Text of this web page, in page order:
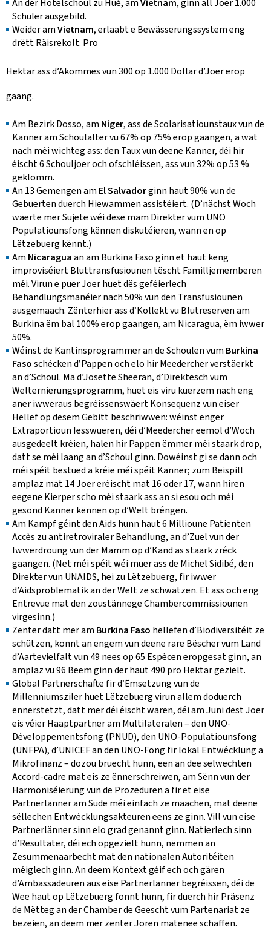
An der Hotelschoul zu Hué, amVietnam, ginn all Joer 1.000
Schüler ausgebild.
Weider amVietnam, erlaabt e Bewässerungssystem eng
drëtt Räisrekolt. Pro
Hektar ass d’Akommes vun 300 op 1.000 Dollar d’Joer erop
gaang.
Am Bezirk Dosso, am Niger, ass de Scolarisatiounstaux vun de
Kanner am Schoulalter vu 67% op 75% erop gaangen, a wat
nach méi wichteg ass: den Taux vun deene Kanner, déi hir
éischt 6 Schouljoer och ofschléissen, ass vun 32% op 53 %
geklomm.
An 13 Gemengen am El Salvadorginn haut 90% vun de
Gebuerten duerch Hiewammen assistéiert. (D’nächst Woch
wäerte mer Sujete wéi dëse mam Direkter vum UNO
Populatiounsfong kënnen diskutéieren, wann en op
Lëtzebuerg kënnt.)
Am Nicaraguaan am Burkina Faso ginn et haut keng
improviséiert Bluttransfusiounen tëscht Familljememberen
méi. Virun e puer Joer huet dës geféierlech
Behandlungsmanéier nach 50% vun den Transfusiounen
ausgemaach. Zënterhier ass d’Kollekt vu Blutreserven am
Burkina ëm bal 100% erop gaangen, am Nicaragua, ëm iwwer
50%.
Wéinst de Kantinsprogrammer an de Schoulen vum Burkina
Fasoschécken d’Pappen och elo hir Meedercher verstäerkt
an d’Schoul. Mä d’Josette Sheeran, d’Direktesch vum
Welternierungsprogramm, huet eis viru kuerzem nach eng
aner iwweraus begréissenswäert Konsequenz vun eiser
Hëllef op dësem Gebitt beschriwwen: wéinst enger
Extraportioun Iesswueren, déi d’Meedercher eemol d’Woch
ausgedeelt kréien, halen hir Pappen ëmmer méi staark drop,
datt se méi laang an d’Schoul ginn. Dowéinst gi se dann och
méi spéit bestued a kréie méi spéit Kanner; zum Beispill
amplaz mat 14 Joer eréischt mat 16 oder 17, wann hiren
eegene Kierper scho méi staark ass an si esou och méi
gesond Kanner kënnen op d’Welt bréngen.
Am Kampf géint den Aids hunn haut 6 Millioune Patienten
Accès zu antiretroviraler Behandlung, an d’Zuel vun der
Iwwerdroung vun der Mamm op d’Kand as staark zréck
gaangen. (Net méi spéit wéi muer ass de Michel Sidibé, den
Direkter vun UNAIDS, hei zu Lëtzebuerg, fir iwwer
d’Aidsproblematik an der Welt ze schwätzen. Et ass och eng
Entrevue mat den zoustännege Chambercommissiounen
virgesinn.)
Zënter datt mer am Burkina Faso hëllefen d’Biodiversitéit ze
schützen, konnt an engem vun deene rare Bëscher vum Land
d’Aartevielfalt vun 49 nees op 65 Espècen eropgesat ginn, an
amplaz vu 96 Beem ginn der haut 490 pro Hektar gezielt.
Global Partnerschafte fir d’Ëmsetzung vun de
Millenniumsziler huet Lëtzebuerg virun allem doduerch
ënnerstëtzt, datt mer déi éischt waren, déi am Juni dëst Joer
eis véier Haaptpartner am Multilateralen – den UNO-
Développementsfong (PNUD), den UNO-Populatiounsfong
(UNFPA), d’UNICEF an den UNO-Fong fir lokal Entwécklung a
Mikrofinanz – dozou bruecht hunn, een an dee selwechten
Accord-cadre mat eis ze ënnerschreiwen, am Sënn vun der
Harmoniséierung vun de Prozeduren a fir et eise
Partnerlänner am Süde méi einfach ze maachen, mat deene
sëllechen Entwécklungsakteuren eens ze ginn. Vill vun eise
Partnerlänner sinn elo grad genannt ginn. Natierlech sinn
d’Resultater, déi ech opgezielt hunn, nëmmen an
Zesummenaarbecht mat den nationalen Autoritéiten
méiglech ginn. An deem Kontext géif ech och gären
d’Ambassadeuren aus eise Partnerlänner begréissen, déi de
Wee haut op Lëtzebuerg fonnt hunn, fir duerch hir Präsenz
de Mëtteg an der Chamber de Geescht vum Partenariat ze
bezeien, an deem mer zënter Joren matenee schaffen.